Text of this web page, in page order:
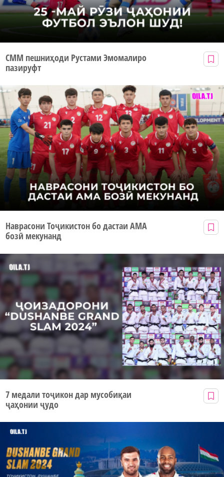
СММ пешниҳоди Рустами Эмомалиро
пазируфт
Наврасони Тоҷикистон бо дастаи АМА
бозӣ мекунанд
7 медали тоҷикон дар мусобиқаи
ҷаҳонии ҷудо